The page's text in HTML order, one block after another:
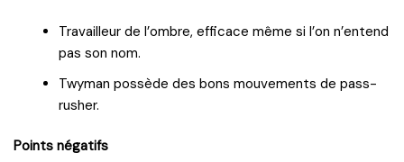
Travailleur de l’ombre, efficace même si l’on n’entend
pas son nom.
Twyman possède des bons mouvements de pass-
rusher.
Points négatifs